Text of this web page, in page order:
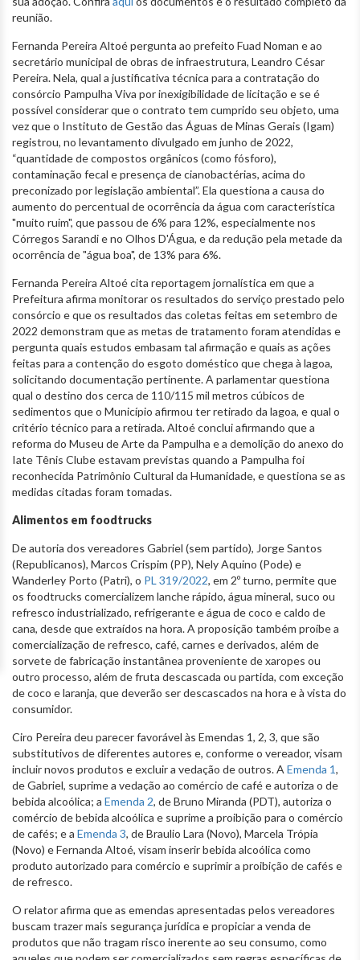
reunião.
Fernanda Pereira Altoé pergunta ao prefeito Fuad Noman e ao
secretário municipal de obras de infraestrutura, Leandro César
Pereira. Nela, qual a justificativa técnica para a contratação do
consórcio Pampulha Viva por inexigibilidade de licitação e se é
possível considerar que o contrato tem cumprido seu objeto, uma
vez que o Instituto de Gestão das Águas de Minas Gerais (Igam)
registrou, no levantamento divulgado em junho de 2022,
“quantidade de compostos orgânicos (como fósforo),
contaminação fecal e presença de cianobactérias, acima do
preconizado por legislação ambiental”. Ela questiona a causa do
aumento do percentual de ocorrência da água com característica
"muito ruim", que passou de 6% para 12%, especialmente nos
Córregos Sarandi e no Olhos D'Água, e da redução pela metade da
ocorrência de "água boa", de 13% para 6%.
Fernanda Pereira Altoé cita reportagem jornalística em que a
Prefeitura afirma monitorar os resultados do serviço prestado pelo
consórcio e que os resultados das coletas feitas em setembro de
2022 demonstram que as metas de tratamento foram atendidas e
pergunta quais estudos embasam tal afirmação e quais as ações
feitas para a contenção do esgoto doméstico que chega à lagoa,
solicitando documentação pertinente. A parlamentar questiona
qual o destino dos cerca de 110/115 mil metros cúbicos de
sedimentos que o Município afirmou ter retirado da lagoa, e qual o
critério técnico para a retirada. Altoé conclui afirmando que a
reforma do Museu de Arte da Pampulha e a demolição do anexo do
Iate Tênis Clube estavam previstas quando a Pampulha foi
reconhecida Patrimônio Cultural da Humanidade, e questiona se as
medidas citadas foram tomadas.
Alimentos em foodtrucks
De autoria dos vereadores Gabriel (sem partido), Jorge Santos
(Republicanos), Marcos Crispim (PP), Nely Aquino (Pode) e
Wanderley Porto (Patri), o PL 319/2022, em 2º turno, permite que
os foodtrucks comercializem lanche rápido, água mineral, suco ou
refresco industrializado, refrigerante e água de coco e caldo de
cana, desde que extraídos na hora. A proposição também proíbe a
comercialização de refresco, café, carnes e derivados, além de
sorvete de fabricação instantânea proveniente de xaropes ou
outro processo, além de fruta descascada ou partida, com exceção
de coco e laranja, que deverão ser descascados na hora e à vista do
consumidor.
Ciro Pereira deu parecer favorável às Emendas 1, 2, 3, que são
substitutivos de diferentes autores e, conforme o vereador, visam
incluir novos produtos e excluir a vedação de outros. A Emenda 1,
de Gabriel, suprime a vedação ao comércio de café e autoriza o de
bebida alcoólica; a Emenda 2, de Bruno Miranda (PDT), autoriza o
comércio de bebida alcoólica e suprime a proibição para o comércio
de cafés; e a Emenda 3, de Braulio Lara (Novo), Marcela Trópia
(Novo) e Fernanda Altoé, visam inserir bebida alcoólica como
produto autorizado para comércio e suprimir a proibição de cafés e
de refresco.
O relator afirma que as emendas apresentadas pelos vereadores
buscam trazer mais segurança jurídica e propiciar a venda de
produtos que não tragam risco inerente ao seu consumo, como